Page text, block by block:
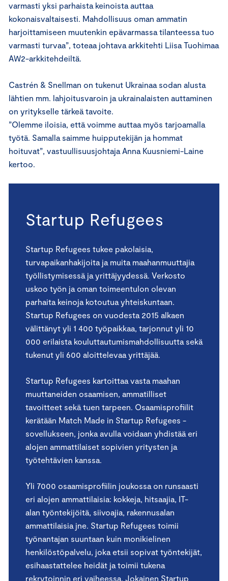
varmasti yksi parhaista keinoista auttaa
kokonaisvaltaisesti. Mahdollisuus oman ammatin
harjoittamiseen muutenkin epävarmassa tilanteessa tuo
varmasti turvaa”, toteaa johtava arkkitehti Liisa Tuohimaa
AW2-arkkitehdeiltä.
Castrén & Snellman on tukenut Ukrainaa sodan alusta
lähtien mm. lahjoitusvaroin ja ukrainalaisten auttaminen
on yritykselle tärkeä tavoite.
”Olemme iloisia, että voimme auttaa myös tarjoamalla
työtä. Samalla saimme huipputekijän ja hommat
hoituvat”, vastuullisuusjohtaja Anna Kuusniemi-Laine
kertoo.
Startup Refugees
Startup Refugees tukee pakolaisia,
turvapaikanhakijoita ja muita maahanmuuttajia
työllistymisessä ja yrittä­jyydessä. Verkosto
uskoo työn ja oman toimeentulon olevan
parhaita keinoja kotoutua yhteiskuntaan.
Startup Refugees on vuodesta 2015 alkaen
välittänyt yli 1 400 työpaikkaa, tarjonnut yli 10
000 erilaista kouluttautu­mismahdollisuutta sekä
tukenut yli 600 aloittelevaa yrittäjää.
Startup Refugees kartoittaa vasta maahan
muuttanei­den osaamisen, ammatilliset
tavoitteet sekä tuen tar­peen. Osaamisprofiilit
kerätään Match Made in Startup Refugees -
sovellukseen, jonka avulla voidaan yhdistää eri
alojen ammattilaiset sopivien yritysten ja
työtehtä­vien kanssa.
Yli 7000 osaamisprofiilin joukossa on runsaasti
eri alo­jen ammattilaisia: kokkeja, hitsaajia, IT-
alan työnteki­jöitä, siivoajia, rakennusalan
ammattilaisia jne. Startup Refugees toimii
työnantajan suuntaan kuin monikieli­nen
henkilöstöpalvelu, joka etsii sopivat työntekijät,
esi­haastattelee heidät ja toimii tukena
rekrytoinnin eri vai­heessa. Jokainen Startup